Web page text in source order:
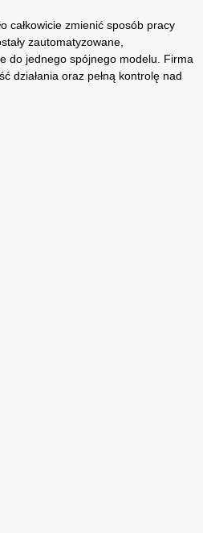
całkowicie zmienić sposób pracy
zautomatyzowane,
do jednego spójnego modelu. Firma
działania oraz pełną kontrolę nad